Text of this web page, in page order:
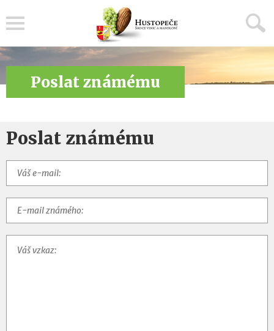
Poslat známému
Poslat známému